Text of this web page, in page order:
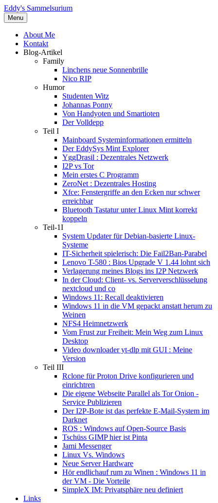
Eddy's Sammelsurium
Menu
About Me
Kontakt
Blog-Artikel
Family
Linchens neue Sonnenbrille
Nico RIP
Humor
Studenten Witz
Johannas Ponny
Von Handyoten und Smartioten
Der Volldepp
Teil I
Mainboard Systeminformationen ermitteln
Der EddySys Mint Explorer
YggDrasil : Dezentrales Netzwerk
I2P vs Tor
Mein erstes C Programm
ZeroNet : Dezentrales Hosting
Xfce: Fenstergriffe an den Ecken nur schwer
erreichbar
Bluetooth Tastatur unter Linux Mint korrekt
koppeln
Teil-1I
System Updater für Debian-basierte Linux-
Systeme
IT-Sicherheit spielerisch: Die Fail2Ban-Parabel
Lenovo T-580 : Bios Upgrade V 1.44 lohnt sich
Verlagerung meines Blogs ins I2P Netzwerk
In der Cloud: Client- vs. Serververschlüsselung
nextcloud und co
Windows 11: Recall deaktivieren
Windows 11 in die VM gepackt anstatt herum zu
Weinen
NFS4 Heimnetzwerk
Vom Frust zur Freiheit: Mein Weg zum Linux
Desktop
Video downloader yt-dlp mit GUI : Meine
Version
Teil III
Rclone für Proton Drive konfigurieren und
einrichtren
Die eigene Webseite Parallel als Tor Onion -
Service Publizieren
Der I2P-Bote ist das perfekte E-Mail-System im
Darknet
ROS : Windows auf Open-Source Basis
Tschüss GIMP hier ist Pinta
Jami Messenger
Linux Vs. Windows
Neue Server Hardware
Hör endlichauf rum zu Winen : Windows 11 in
der VM - Die Vorteile
SimpleX IM: Privatsphäre neu definiert
Links